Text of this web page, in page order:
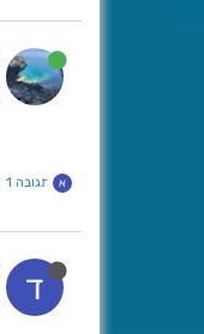
א תגובה 1
ד